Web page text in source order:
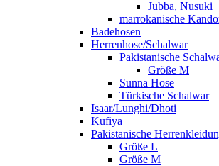
Jubba, Nusuki
marrokanische
Badehosen
Herrenhose/Schalwar
Pakistanische
Größe M
Sunna Hose
Türkische Schalwar
Isaar/Lunghi/Dhoti
Kufiya
Pakistanische
Größe L
Größe M